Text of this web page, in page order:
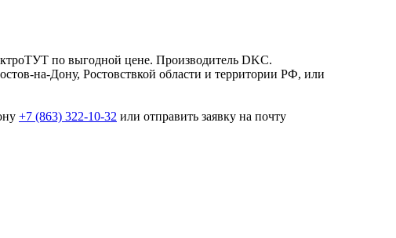
по выгодной цене. Производитель DKC.
на-Дону, Ростовствкой области и территории РФ, или
+7 (863) 322-10-32 или отправить заявку на почту